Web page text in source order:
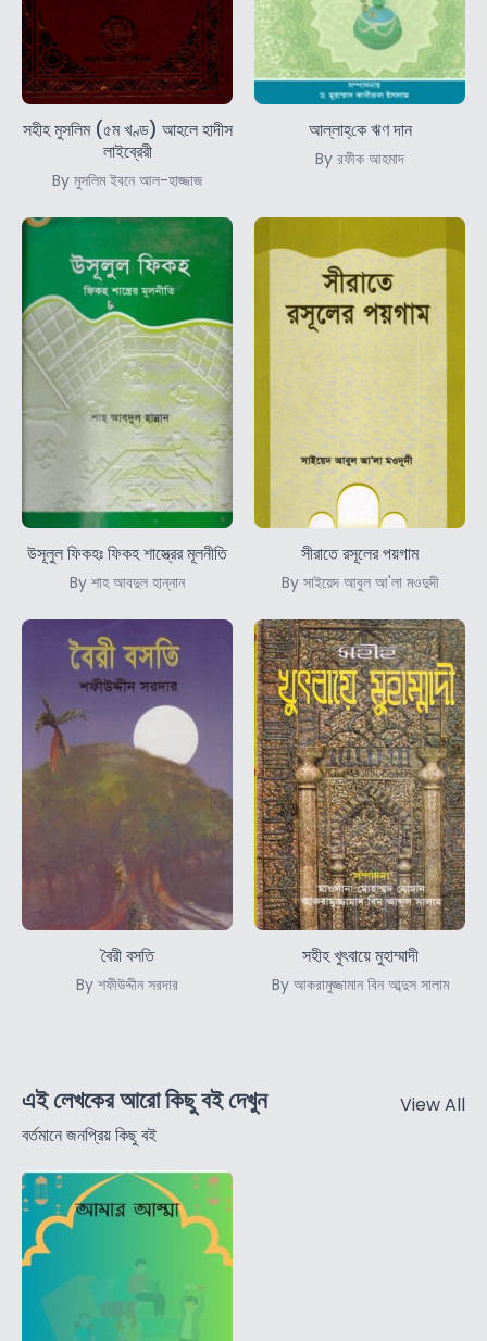
সহীহ মুসলিম (৫ম খণ্ড) আহলে হাদীস
লাইব্রেরী
By মুসলিম ইবনে আল-হাজ্জাজ
আল্লাহ্‌কে ঋণ দান
By রফীক আহমাদ
উসূলুল ফিকহঃ ফিকহ শাস্ত্রের মূলনীতি
By শাহ আবদুল হান্নান
সীরাতে রসূলের পয়গাম
By সাইয়েদ আবুল আ'লা মওদুদী
বৈরী বসতি
By শফীউদ্দীন সরদার
সহীহ খুৎবায়ে মুহাম্মাদী
By আকরামুজ্জামান বিন আব্দুস সালাম
এই লেখকের আরো কিছু বই দেখুন
বর্তমানে জনপ্রিয় কিছু বই
View All